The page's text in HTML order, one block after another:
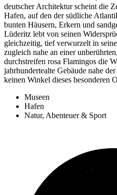
deutscher Architektur scheint die
Hafen, auf den der südliche
bunten Häusern, Erkern und
Lüderitz lebt von seinen
gleichzeitig, tief verwurzelt in
zugleich nahe an einer
durchstreifen rosa Flamingos die
jahrhundertealte Gebäude nahe
keinen Winkel dieses besonderen
Museen
Hafen
Natur, Abenteuer & Sport